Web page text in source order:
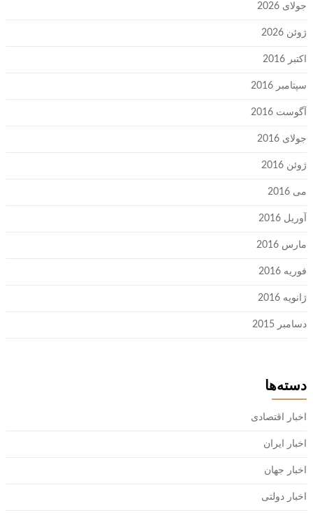
جولای 2026
ژوئن 2026
اکتبر 2016
سپتامبر 2016
آگوست 2016
جولای 2016
ژوئن 2016
می 2016
آوریل 2016
مارس 2016
فوریه 2016
ژانویه 2016
دسامبر 2015
دسته‌ها
اخبار اقتصادی
اخبار ایران
اخبار جهان
اخبار دولتی